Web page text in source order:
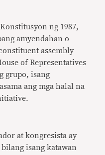
ng 1987,
amyendahan o
assembly
of Representatives
grupo, isang
ang mga halal na
at kongresista ay
isang katawan